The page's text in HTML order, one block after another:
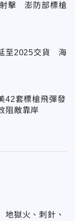
擊 澎防部標槍
至2025交貨 海
42套標槍飛彈發
阻敵靠岸
獄火、刺針、